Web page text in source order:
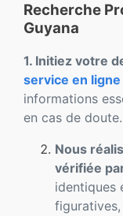
Recherche
Guyana
1. Initiez votre
service en ligne
informations
en cas de doute.
Nous
vérifiée
identiques
figuratives,